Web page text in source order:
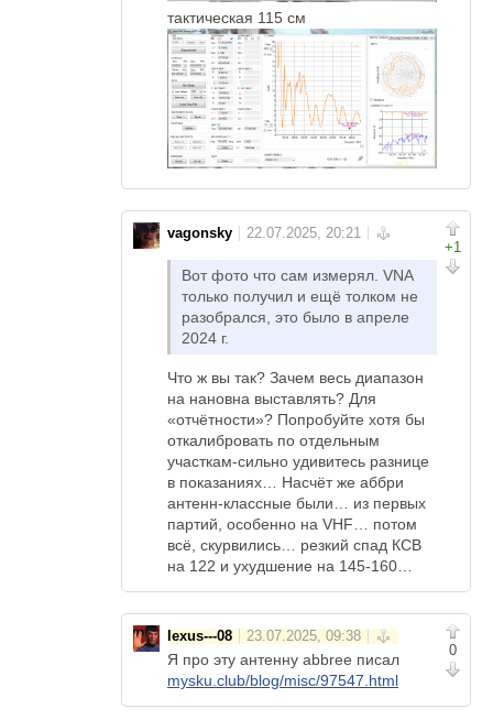
тактическая 115 см
+1
vagonsky
Вот фото что сам измерял. VNA
только получил и ещё толком не
разобрался, это было в апреле
2024 г.
Что ж вы так? Зачем весь диапазон
на нановна выставлять? Для
«отчётности»? Попробуйте хотя бы
откалибровать по отдельным
участкам-сильно удивитесь разнице
в показаниях… Насчёт же аббри
антенн-классные были… из первых
партий, особенно на VHF… потом
всё, скурвились… резкий спад КСВ
на 122 и ухудшение на 145-160…
0
lexus---08
Я про эту антенну abbree писал
mysku.club/blog/misc/97547.html